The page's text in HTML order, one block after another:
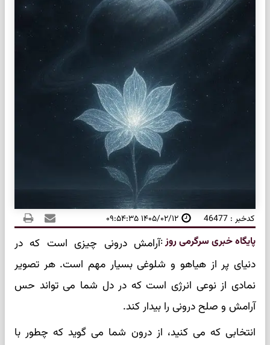
کدخبر : 46477 ۱۴۰۵/۰۲/۱۲ ۰۹:۵۴:۳۵
پایگاه خبری سرگرمی روز:آرامش درونی چیزی است که در
دنیای پر از هیاهو و شلوغی بسیار مهم است. هر تصویر
نمادی از نوعی انرژی است که در دل شما می‌ تواند حس
آرامش و صلح درونی را بیدار کند.
انتخابی که می‌ کنید، از درون شما می‌ گوید که چطور با